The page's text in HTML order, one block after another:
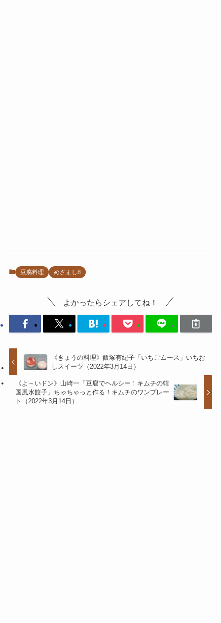
豆腐料理 めざまし8
よかったらシェアしてね！
《きょうの料理》飯塚有紀子「いちごムース」いちお
しスイーツ（2022年3月14日）
《よ～いドン》山崎一「豆腐でヘルシー！キムチの韓
国風水餃子」ちゃちゃっと作る！キムチのワンプレー
ト（2022年3月14日）